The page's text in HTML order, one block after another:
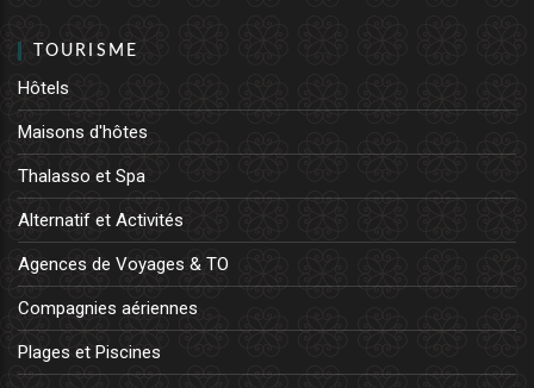
TOURISME
Hôtels
Maisons d'hôtes
Thalasso et Spa
Alternatif et Activités
Agences de Voyages & TO
Compagnies aériennes
Plages et Piscines